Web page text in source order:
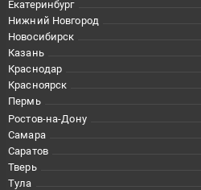
Екатеринбург
Нижний Новгород
Новосибирск
Казань
Краснодар
Красноярск
Пермь
Ростов-на-Дону
Самара
Саратов
Тверь
Тула